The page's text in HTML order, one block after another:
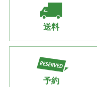
送料
予約